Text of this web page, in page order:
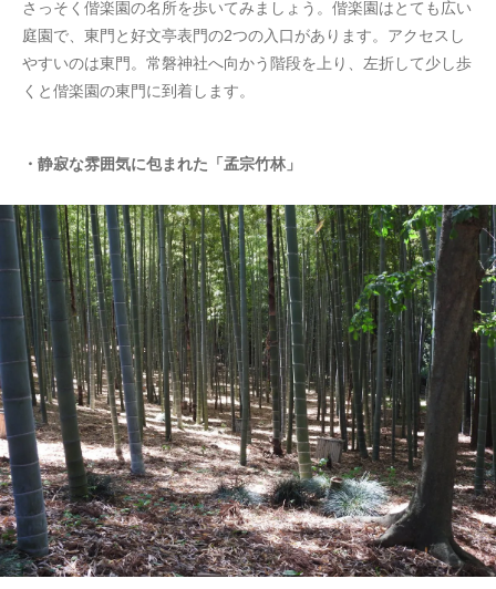
さっそく偕楽園の名所を歩いてみましょう。偕楽園はとても広い
庭園で、東門と好文亭表門の2つの入口があります。アクセスし
やすいのは東門。常磐神社へ向かう階段を上り、左折して少し歩
くと偕楽園の東門に到着します。
・静寂な雰囲気に包まれた「孟宗竹林」